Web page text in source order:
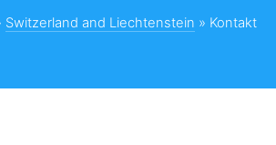
Switzerland and Liechtenstein » Kontakt